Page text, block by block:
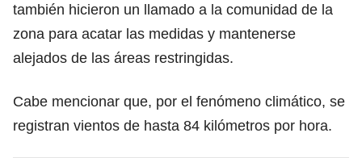
también hicieron un llamado a la comunidad de la
zona para acatar las medidas y mantenerse
alejados de las áreas restringidas.
Cabe mencionar que, por el fenómeno climático, se
registran vientos de hasta 84 kilómetros por hora.